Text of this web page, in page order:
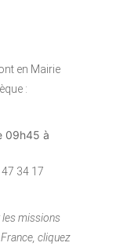
en Mairie
:
09h45 à
34 17
les missions
cliquez